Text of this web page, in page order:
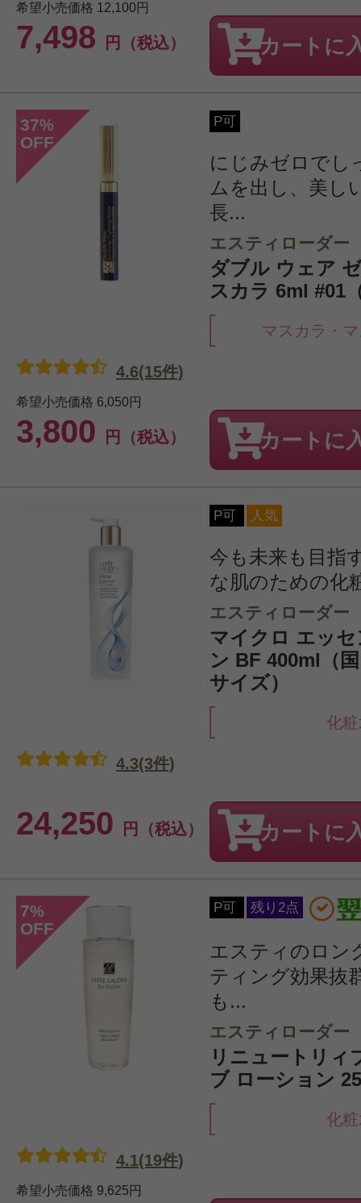
希望小売価格 12,100円
7,498 円（税込） カートに
37%
OFF
P可
にじみゼロでし
ムを出し、美し
長...
エスティローダー
ダブル ウェア
スカラ 6ml #01
マスカラ・
希望小売価格 6,050円
3,800 円（税込）
4.6(15件)
カートに
P可 人気
今も未来も目指
な肌のための化
エスティローダー
マイクロ エッ
ン BF 400ml（
サイズ）
化
24,250 円（税込）
4.3(3件)
カートに
7%
OFF
P可 残り2点
エスティのロン
ティング効果抜
も...
エスティローダー
リニュートリィ
ブ ローション
化
希望小売価格 9,625円
4.1(19件)